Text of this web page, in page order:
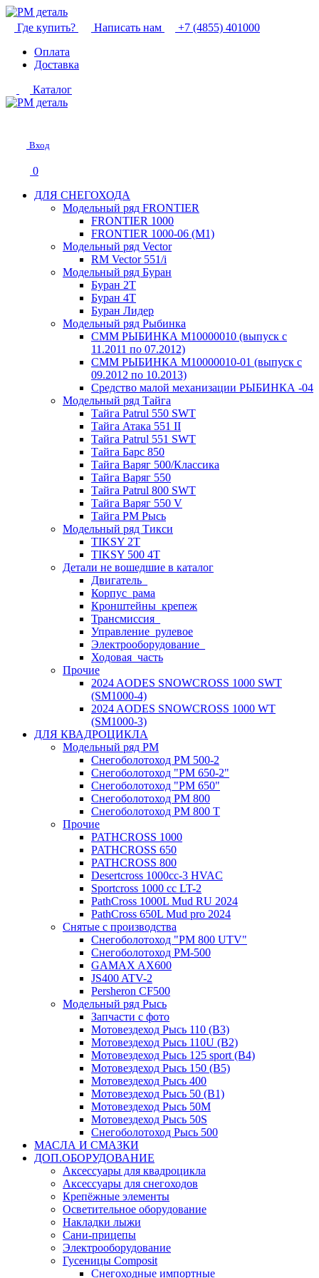
Где купить? Написать нам
+7 (4855) 401000
Оплата
Доставка
Каталог
Вход
0
ДЛЯ СНЕГОХОДА
Модельный ряд FRONTIER
FRONTIER 1000
FRONTIER 1000-06 (М1)
Модельный ряд Vector
RM Vector 551/i
Модельный ряд Буран
Буран 2Т
Буран 4Т
Буран Лидер
Модельный ряд Рыбинка
СММ РЫБИНКА M10000010 (выпуск с
11.2011 по 07.2012)
СММ РЫБИНКА M10000010-01 (выпуск с
09.2012 по 10.2013)
Средство малой механизации РЫБИНКА -04
Модельный ряд Тайга
Тайга Patrul 550 SWT
Тайга Атака 551 II
Тайга Patrul 551 SWT
Тайга Барс 850
Тайга Варяг 500/Классика
Тайга Варяг 550
Тайга Patrul 800 SWT
Тайга Варяг 550 V
Тайга РМ Рысь
Модельный ряд Тикси
TIKSY 2T
TIKSY 500 4T
Детали не вошедшие в каталог
Двигатель_
Корпус_рама
Кронштейны_крепеж
Трансмиссия_
Управление_рулевое
Электрооборудование_
Ходовая_часть
Прочие
2024 AODES SNOWCROSS 1000 SWT
(SM1000-4)
2024 AODES SNOWCROSS 1000 WT
(SM1000-3)
ДЛЯ КВАДРОЦИКЛА
Модельный ряд РМ
Снегоболотоход РМ 500-2
Снегоболотоход "РМ 650-2"
Снегоболотоход "РМ 650"
Снегоболотоход РМ 800
Снегоболотоход РМ 800 Т
Прочие
PATHCROSS 1000
PATHCROSS 650
PATHCROSS 800
Desertcross 1000cc-3 HVAC
Sportcross 1000 cc LT-2
PathCross 1000L Mud RU 2024
PathCross 650L Mud pro 2024
Снятые с производства
Снегоболотоход "РМ 800 UTV"
Снегоболотоход РМ-500
GAMAX AX600
JS400 ATV-2
Persheron CF500
Модельный ряд Рысь
Запчасти с фото
Мотовездеход Рысь 110 (B3)
Мотовездеход Рысь 110U (B2)
Мотовездеход Рысь 125 sport (B4)
Мотовездеход Рысь 150 (B5)
Мотовездеход Рысь 400
Мотовездеход Рысь 50 (B1)
Мотовездеход Рысь 50M
Мотовездеход Рысь 50S
Снегоболотоход Рысь 500
МАСЛА И СМАЗКИ
ДОП.ОБОРУДОВАНИЕ
Аксессуары для квадроцикла
Аксессуары для снегоходов
Крепёжные элементы
Осветительное оборудование
Накладки лыжи
Сани-прицепы
Электрооборудование
Гусеницы Composit
Снегоходные импортные